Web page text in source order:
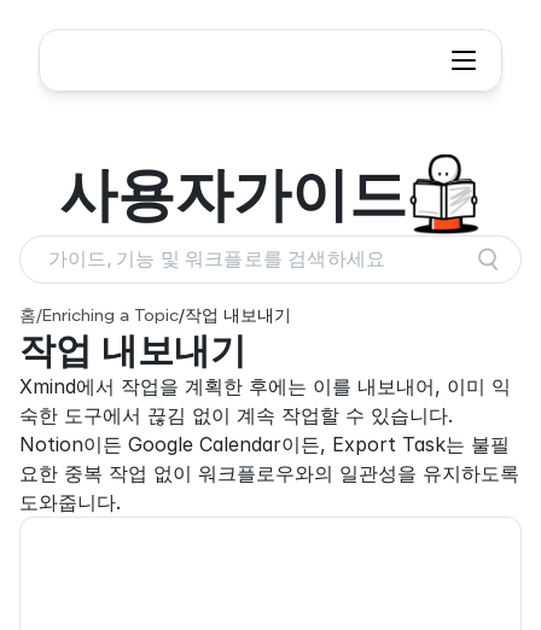
홈/Enriching a Topic/작업 내보내기
작업 내보내기
Xmind에서 작업을 계획한 후에는 이를 내보내어, 이미 익
숙한 도구에서 끊김 없이 계속 작업할 수 있습니다.
Notion이든 Google Calendar이든, Export Task는 불필
요한 중복 작업 없이 워크플로우와의 일관성을 유지하도록
도와줍니다.
사용자가이드
가이드, 기능 및 워크플로를 검색하세요